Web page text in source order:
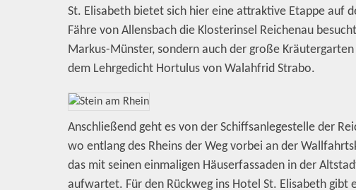
St. Elisabeth bietet sich hier eine attraktive Etappe auf
Fähre von Allensbach die Klosterinsel Reichenau
Markus-Münster, sondern auch der große
dem Lehrgedicht Hortulus von Walahfrid Strabo.
Anschließend geht es von der Schiffsanlegestelle der
wo entlang des Rheins der Weg vorbei an der
das mit seinen einmaligen Häuserfassaden in der
aufwartet. Für den Rückweg ins Hotel St. Elisabeth